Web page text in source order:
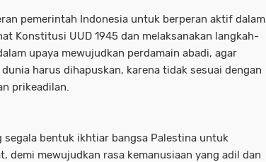
pemerintah Indonesia untuk berperan aktif dalam
Konstitusi UUD 1945 dan melaksanakan langkah-
upaya mewujudkan perdamain abadi, agar
harus dihapuskan, karena tidak sesuai dengan
prikeadilan.
segala bentuk ikhtiar bangsa Palestina untuk
demi mewujudkan rasa kemanusiaan yang adil dan